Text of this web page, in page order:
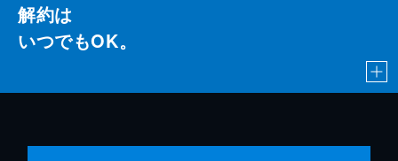
解約は
いつでもOK。